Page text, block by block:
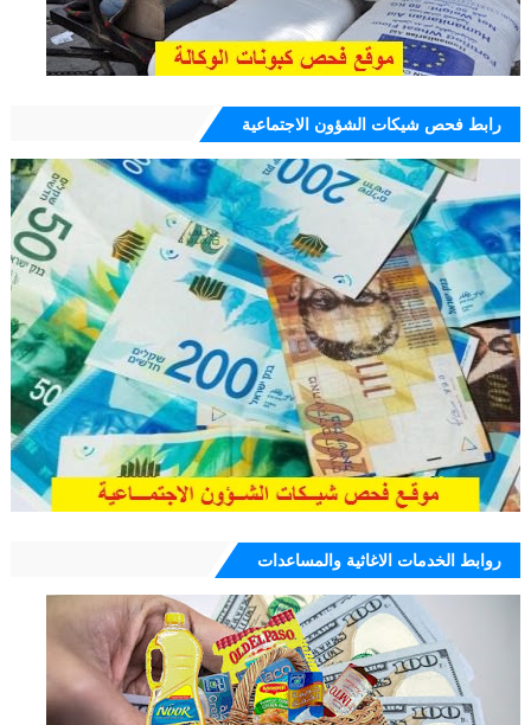
رابط فحص شيكات الشؤون الاجتماعية
روابط الخدمات الاغاثية والمساعدات